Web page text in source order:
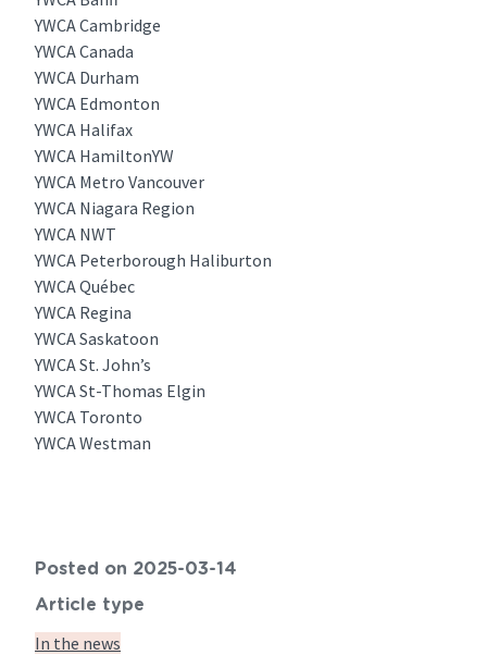
YWCA Cambridge
YWCA Canada
YWCA Durham
YWCA Edmonton
YWCA Halifax
YWCA HamiltonYW
YWCA Metro Vancouver
YWCA Niagara Region
YWCA NWT
YWCA Peterborough Haliburton
YWCA Québec
YWCA Regina
YWCA Saskatoon
YWCA St. John’s
YWCA St-Thomas Elgin
YWCA Toronto
YWCA Westman
Posted on 2025-03-14
Article type
In the news